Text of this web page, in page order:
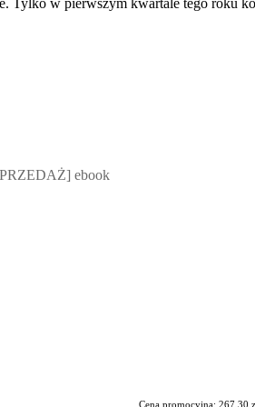
Tylko w pierwszym kwartale tego roku
ebook
Cena promocyjna: 267,30